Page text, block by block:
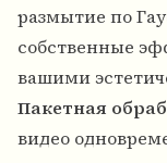
размытие по
собственные
вашими
Пакетная
видео